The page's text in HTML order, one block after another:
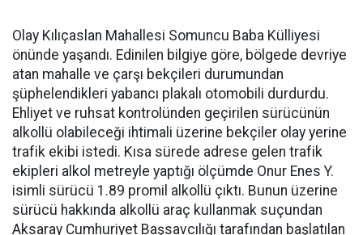
Olay Kılıçaslan Mahallesi Somuncu Baba Külliyesi
önünde yaşandı. Edinilen bilgiye göre, bölgede devriye
atan mahalle ve çarşı bekçileri durumundan
şüphelendikleri yabancı plakalı otomobili durdurdu.
Ehliyet ve ruhsat kontrolünden geçirilen sürücünün
alkollü olabileceği ihtimali üzerine bekçiler olay yerine
trafik ekibi istedi. Kısa sürede adrese gelen trafik
ekipleri alkol metreyle yaptığı ölçümde Onur Enes Y.
isimli sürücü 1.89 promil alkollü çıktı. Bunun üzerine
sürücü hakkında alkollü araç kullanmak suçundan
Aksaray Cumhuriyet Başsavcılığı tarafından başlatılan